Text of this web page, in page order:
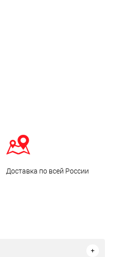
Доставка по всей России